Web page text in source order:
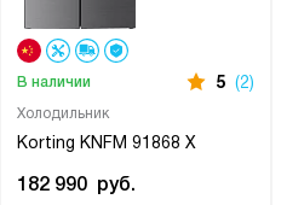
Холодильник
Korting KNFM 91868 X
В наличии 5 (2)
182 990 руб.